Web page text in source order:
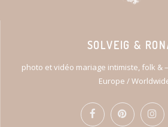
SOLVEIG &
photo et vidéo mariage intimiste, folk &
Europe /